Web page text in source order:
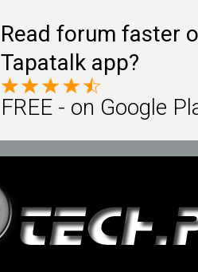
Read forum faster
Tapatalk app?
FREE - on Google